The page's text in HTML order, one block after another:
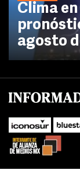
Clima
agosto